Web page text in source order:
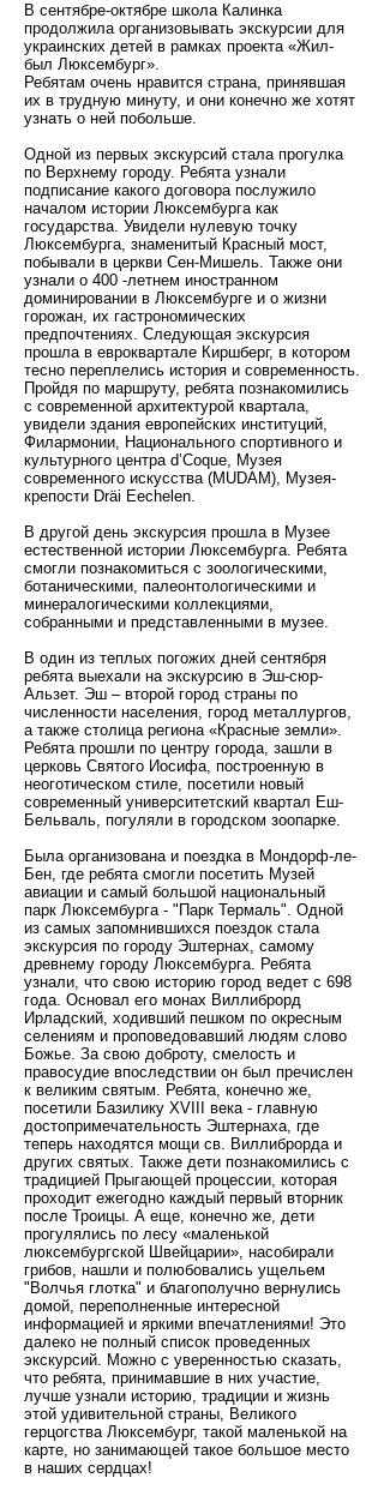
В сентябре-октябре школа Калинка
продолжила организовывать экскурсии для
украинских детей в рамках проекта «Жил-
был Люксембург».
Ребятам очень нравится страна, принявшая
их в трудную минуту, и они конечно же хотят
узнать о ней побольше.
Одной из первых экскурсий стала прогулка
по Верхнему городу. Ребята узнали
подписание какого договора послужило
началом истории Люксембурга как
государства. Увидели нулевую точку
Люксембурга, знаменитый Красный мост,
побывали в церкви Сен-Мишель. Также они
узнали о 400 -летнем иностранном
доминировании в Люксембурге и о жизни
горожан, их гастрономических
предпочтениях. Следующая экскурсия
прошла в евроквартале Киршберг, в котором
тесно переплелись история и современность.
Пройдя по маршруту, ребята познакомились
с современной архитектурой квартала,
увидели здания европейских институций,
Филармонии, Национального спортивного и
культурного центра d’Coque, Музея
современного искусства (MUDAM), Музея-
крепости Dräi Eechelen.
В другой день экскурсия прошла в Музее
естественной истории Люксембурга. Ребята
смогли познакомиться с зоологическими,
ботаническими, палеонтологическими и
минералогическими коллекциями,
собранными и представленными в музее.
В один из теплых погожих дней сентября
ребята выехали на экскурсию в Эш-сюр-
Альзет. Эш – второй город страны по
численности населения, город металлургов,
а также столица региона «Красные земли».
Ребята прошли по центру города, зашли в
церковь Святого Иосифа, построенную в
неоготическом стиле, посетили новый
современный университетский квартал Еш-
Бельваль, погуляли в городском зоопарке.
Была организована и поездка в Мондорф-ле-
Бен, где ребята смогли посетить Музей
авиации и самый большой национальный
парк Люксембурга - "Парк Термаль". Одной
из самых запомнившихся поездок стала
экскурсия по городу Эштернах, самому
древнему городу Люксембурга. Ребята
узнали, что свою историю город ведет с 698
года. Основал его монах Виллиброрд
Ирладский, ходивший пешком по окресным
селениям и проповедовавший людям слово
Божье. За свою доброту, смелость и
правосудие впоследствии он был пречислен
к великим святым. Ребята, конечно же,
посетили Базилику XVIII века - главную
достопримечательность Эштернаха, где
теперь находятся мощи св. Виллиброрда и
других святых. Также дети познакомились с
традицией Прыгающей процессии, которая
проходит ежегодно каждый первый вторник
после Троицы. А еще, конечно же, дети
прогулялись по лесу «маленькой
люксембургской Швейцарии», насобирали
грибов, нашли и полюбовались ущельем
"Волчья глотка" и благополучно вернулись
домой, переполненные интересной
информацией и яркими впечатлениями! Это
далеко не полный список проведенных
экскурсий. Можно с уверенностью сказать,
что ребята, принимавшие в них участие,
лучше узнали историю, традиции и жизнь
этой удивительной страны, Великого
герцогства Люксембург, такой маленькой на
карте, но занимающей такое большое место
в наших сердцах!